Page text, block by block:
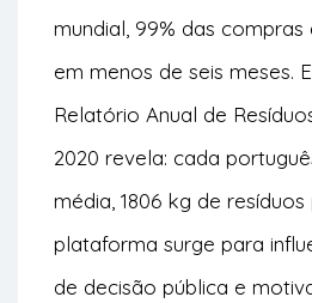
mundial, 99% das
em menos de seis meses.
Relatório Anual de
2020 revela: cada
média, 1806 kg de
plataforma surge para
de decisão pública e